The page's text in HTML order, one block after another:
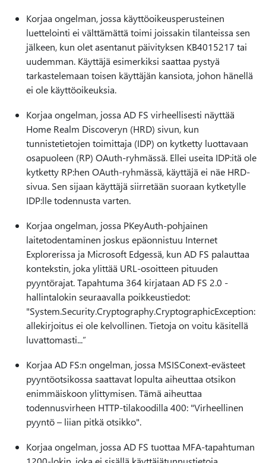
Korjaa ongelman, jossa käyttöoikeusperusteinen
luettelointi ei välttämättä toimi joissakin tilanteissa sen
jälkeen, kun olet asentanut päivityksen KB4015217 tai
uudemman. Käyttäjä esimerkiksi saattaa pystyä
tarkastelemaan toisen käyttäjän kansiota, johon hänellä
ei ole käyttöoikeuksia.
Korjaa ongelman, jossa AD FS virheellisesti näyttää
Home Realm Discoveryn (HRD) sivun, kun
tunnistetietojen toimittaja (IDP) on kytketty luottavaan
osapuoleen (RP) OAuth-ryhmässä. Ellei useita IDP:itä ole
kytketty RP:hen OAuth-ryhmässä, käyttäjä ei näe HRD-
sivua. Sen sijaan käyttäjä siirretään suoraan kytketylle
IDP:lle todennusta varten.
Korjaa ongelman, jossa PKeyAuth-pohjainen
laitetodentaminen joskus epäonnistuu Internet
Explorerissa ja Microsoft Edgessä, kun AD FS palauttaa
kontekstin, joka ylittää URL-osoitteen pituuden
pyyntörajat. Tapahtuma 364 kirjataan AD FS 2.0 -
hallintalokin seuraavalla poikkeustiedot:
"System.Security.Cryptography.CryptographicException:
allekirjoitus ei ole kelvollinen. Tietoja on voitu käsitellä
luvattomasti...”
Korjaa AD FS:n ongelman, jossa MSISConext-evästeet
pyyntöotsikossa saattavat lopulta aiheuttaa otsikon
enimmäiskoon ylittymisen. Tämä aiheuttaa
todennusvirheen HTTP-tilakoodilla 400: "Virheellinen
pyyntö – liian pitkä otsikko".
Korjaa ongelman, jossa AD FS tuottaa MFA-tapahtuman